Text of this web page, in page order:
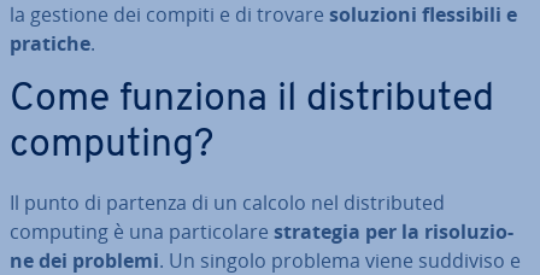
la gestione dei compiti e di trovare soluzioni fles­si­bi­li e
pratiche.
Come funziona il di­stri­bu­ted
computing?
Il punto di partenza di un calcolo nel di­stri­bu­ted
computing è una par­ti­co­la­re strategia per la ri­so­lu­zio­
ne dei problemi. Un singolo problema viene suddiviso e